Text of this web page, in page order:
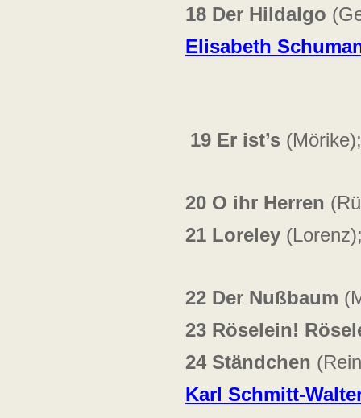
18 Der Hildalgo
Elisabeth
19 Er ist’s
20 O ihr Herren
21 Loreley
22 Der Nußbaum
23 Röselein!
24 Ständchen
Karl Schmitt-